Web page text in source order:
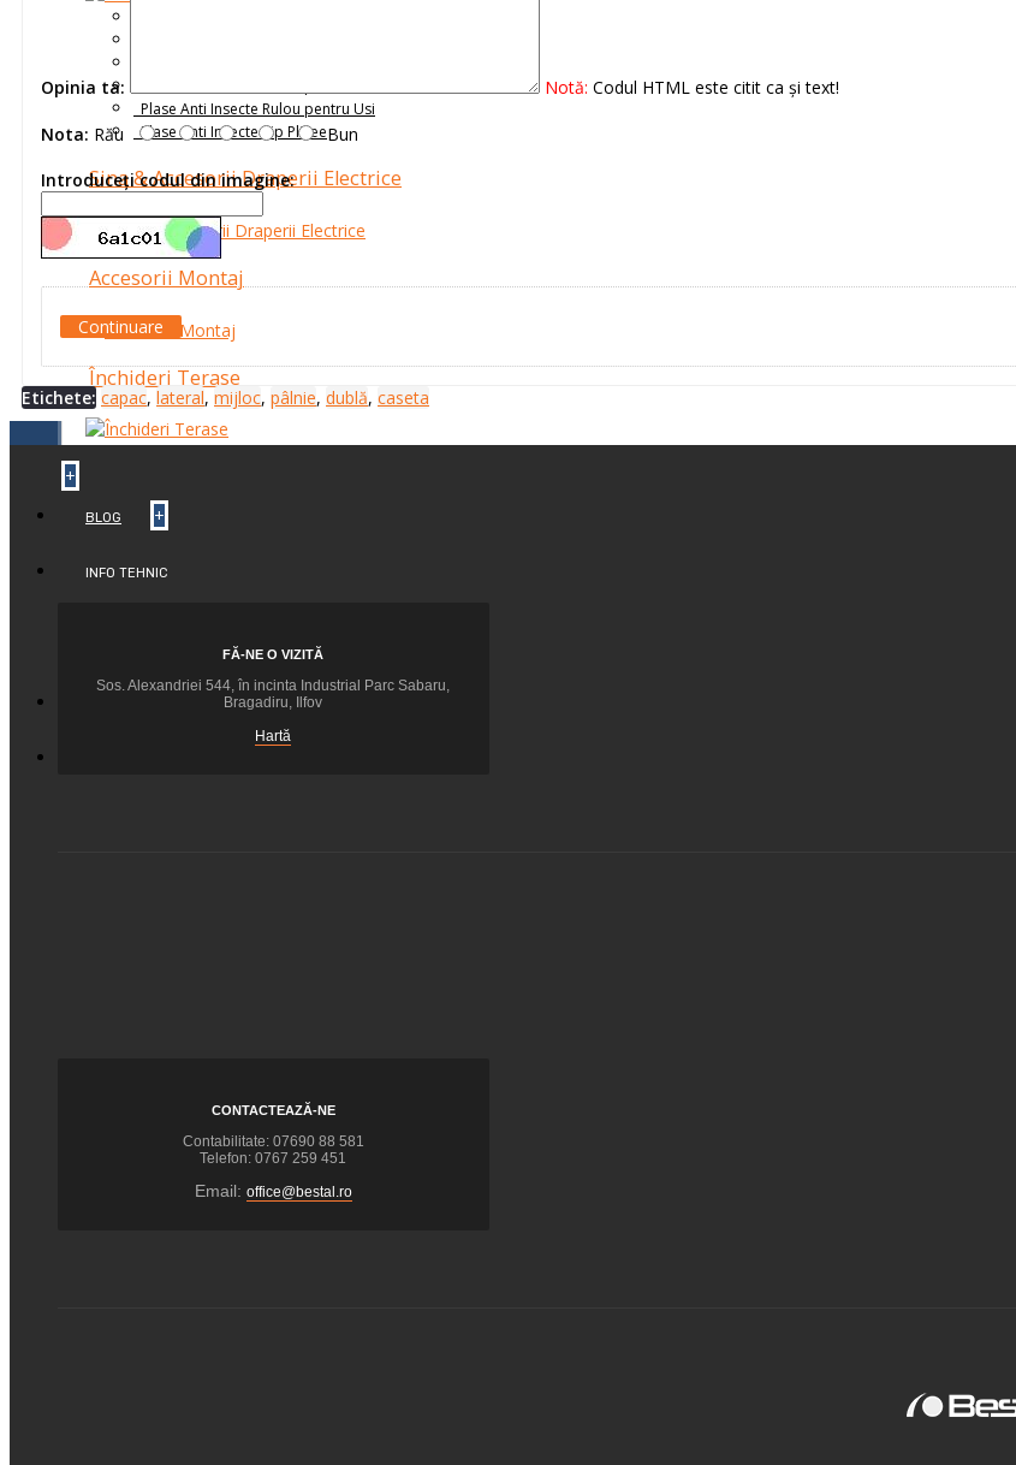
Plase Anti Insecte Rulou pentru Usi
Plase Anti Insecte Tip Plisee
Sina & Accesorii Draperii Electrice
Accesorii Montaj
Închideri Terase
+
BLOG +
INFO TEHNIC
Opinia ta: Notă: Codul HTML este citit ca şi text!
Nota: Rău
Bun
Introduceţi codul din imagine:
Continuare
Etichete: capac, lateral, mijloc, pâlnie, dublă, caseta
FĂ-NE O VIZITĂ
Sos. Alexandriei 544, în incinta Industrial Parc Sabaru,
Bragadiru, Ilfov
Hartă
CONTACTEAZĂ-NE
Contabilitate: 07690 88 581
Telefon: 0767 259 451
Email: office@bestal.ro